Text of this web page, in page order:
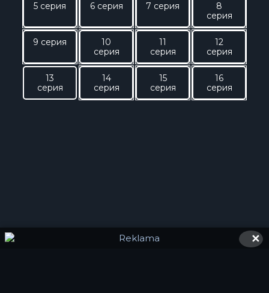
5 серия 6 серия 7 серия
8
серия
9 серия
10
серия
11
серия
12
серия
13
серия
14
серия
15
серия
16
серия
✕